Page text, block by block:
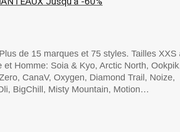
de 15 marques et 75 styles. Tailles XXS
et Homme: Soia & Kyo, Arctic North,
CanaV, Oxygen, Diamond Trail, Noize,
BigChill, Misty Mountain, Motion…